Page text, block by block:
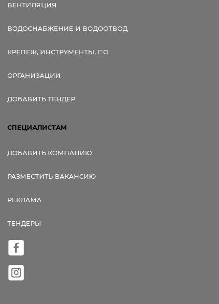
ВЕНТИЛЯЦИЯ
ВОДОСНАБЖЕНИЕ И ВОДООТВОД
КРЕПЕЖ, ИНСТРУМЕНТЫ, ПО
ОРГАНИЗАЦИИ
ДОБАВИТЬ ТЕНДЕР
СПЕЦИАЛИСТАМ
ДОБАВИТЬ КОМПАНИЮ
РАЗМЕСТИТЬ ВАКАНСИЮ
РЕКЛАМА
ТЕНДЕРЫ